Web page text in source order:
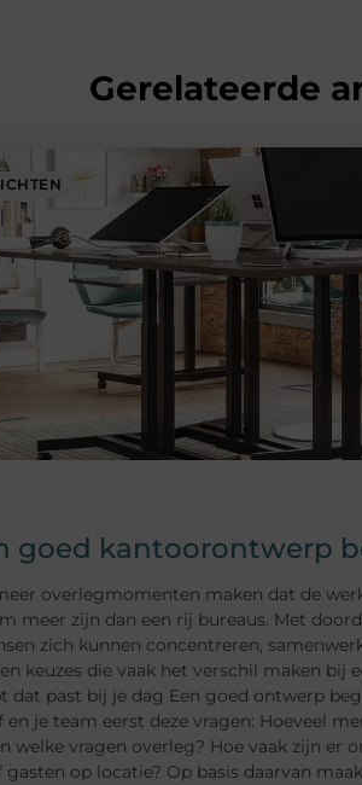
Gerelateerde
goed kantoorontwerp
overlegmomenten maken dat de
meer zijn dan een rij bureaus. Met
zich kunnen concentreren,
keuzes die vaak het verschil maken
dat past bij je dag Een goed ontwerp
en je team eerst deze vragen: Hoeveel
welke vragen overleg? Hoe vaak zijn
op locatie? Op basis daarvan